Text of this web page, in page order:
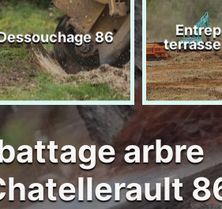
86
arbre